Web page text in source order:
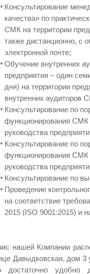
Консультирование
качества» по
СМК на территории
также дистанционно, с
электронной почте;
Обучение внутренних
предприятия – один
дня) на территории
внутренних аудиторов
Консультирование по
функционирования
руководства
Консультирование по
функционирования
руководства
Консультирование по
Проведение
на соответствие
2015 (ISO 9001:2015) и
нашей Компании
Давыдковская, дом 3
достаточно удобно